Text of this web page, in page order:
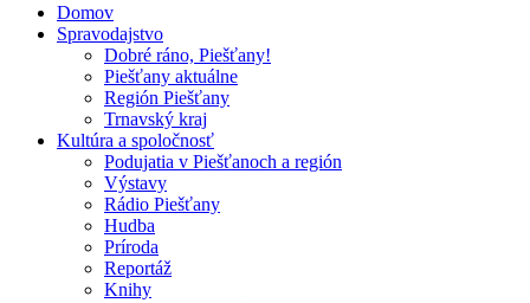
Domov
Spravodajstvo
Dobré ráno, Piešťany!
Piešťany aktuálne
Región Piešťany
Trnavský kraj
Kultúra a spoločnosť
Podujatia v Piešťanoch a región
Výstavy
Rádio Piešťany
Hudba
Príroda
Reportáž
Knihy